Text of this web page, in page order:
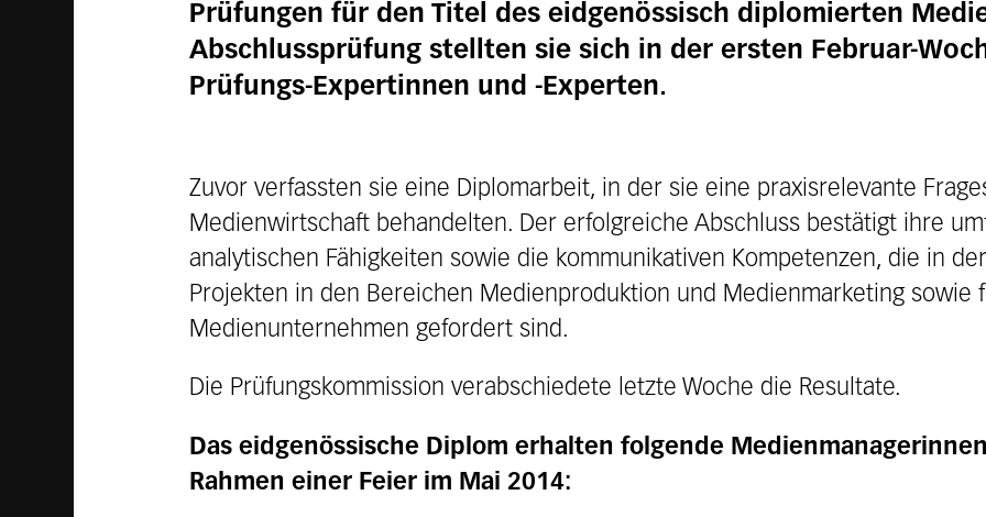
Prüfungen für den Titel des eidgenössisch diplomierten
Abschlussprüfung stellten sie sich in der ersten Februar-
Prüfungs-Expertinnen und -Experten.
Zuvor verfassten sie eine Diplomarbeit, in der sie eine praxisrelevante
Medienwirtschaft behandelten. Der erfolgreiche Abschluss bestätigt ihre
analytischen Fähigkeiten sowie die kommunikativen Kompetenzen, die in
Projekten in den Bereichen Medienproduktion und Medienmarketing sowie
Medienunternehmen gefordert sind.
Die Prüfungskommission verabschiedete letzte Woche die Resultate.
Das eidgenössische Diplom erhalten folgende
Rahmen einer Feier im Mai 2014: